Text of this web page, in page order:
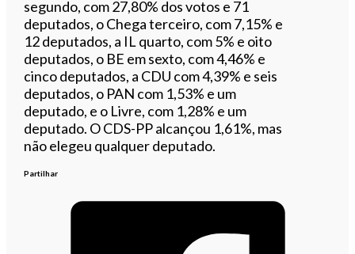
segundo, com 27,80% dos votos e 71
deputados, o Chega terceiro, com 7,15% e
12 deputados, a IL quarto, com 5% e oito
deputados, o BE em sexto, com 4,46% e
cinco deputados, a CDU com 4,39% e seis
deputados, o PAN com 1,53% e um
deputado, e o Livre, com 1,28% e um
deputado. O CDS-PP alcançou 1,61%, mas
não elegeu qualquer deputado.
Partilhar